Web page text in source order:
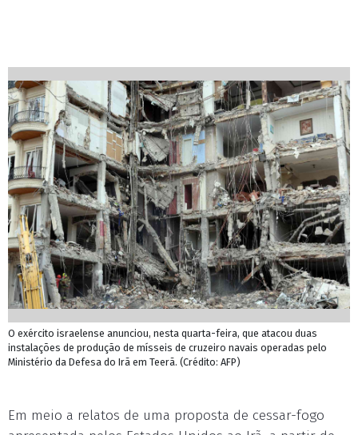
O exército israelense anunciou, nesta quarta-feira, que atacou duas
instalações de produção de mísseis de cruzeiro navais operadas pelo
Ministério da Defesa do Irã em Teerã. (Crédito: AFP)
Em meio a relatos de uma proposta de cessar-fogo